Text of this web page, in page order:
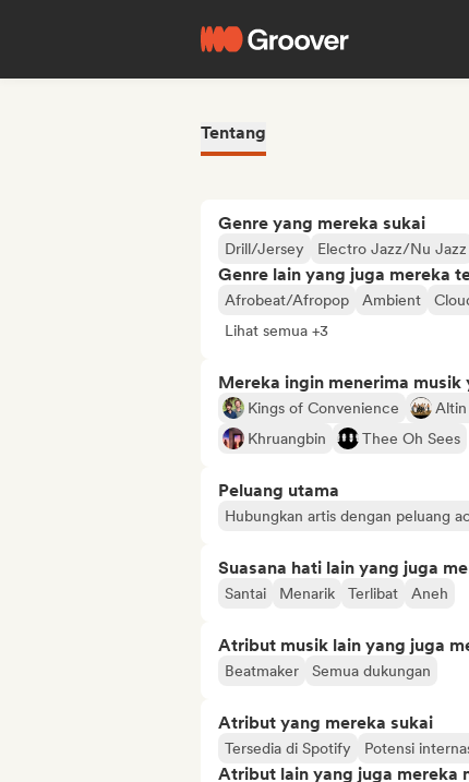
Tentang
Genre yang mereka sukai
Drill/Jersey Electro Jazz/Nu Jazz
Genre lain yang juga mereka
Afrobeat/Afropop Ambient
Lihat semua +3
Mereka ingin menerima
Kings of Convenience Altin
Khruangbin
Thee Oh Sees
Peluang utama
Hubungkan artis dengan peluang
Suasana hati lain yang juga
Santai Menarik Terlibat Aneh
Atribut musik lain yang juga
Beatmaker Semua dukungan
Atribut yang mereka sukai
Tersedia di Spotify Potensi
Atribut lain yang juga mereka